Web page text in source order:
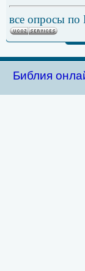
все опросы по
Библия